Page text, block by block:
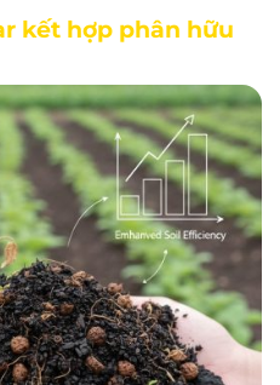
kết hợp phân hữu